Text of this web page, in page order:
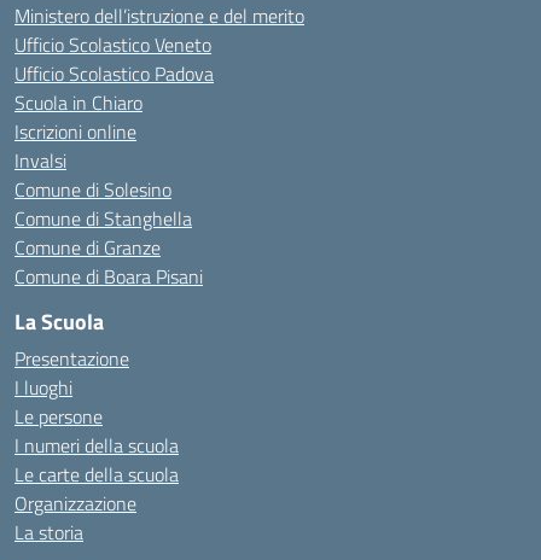
Ministero dell’istruzione e del merito
Ufficio Scolastico Veneto
Ufficio Scolastico Padova
Scuola in Chiaro
Iscrizioni online
Invalsi
Comune di Solesino
Comune di Stanghella
Comune di Granze
Comune di Boara Pisani
La Scuola
Presentazione
I luoghi
Le persone
I numeri della scuola
Le carte della scuola
Organizzazione
La storia